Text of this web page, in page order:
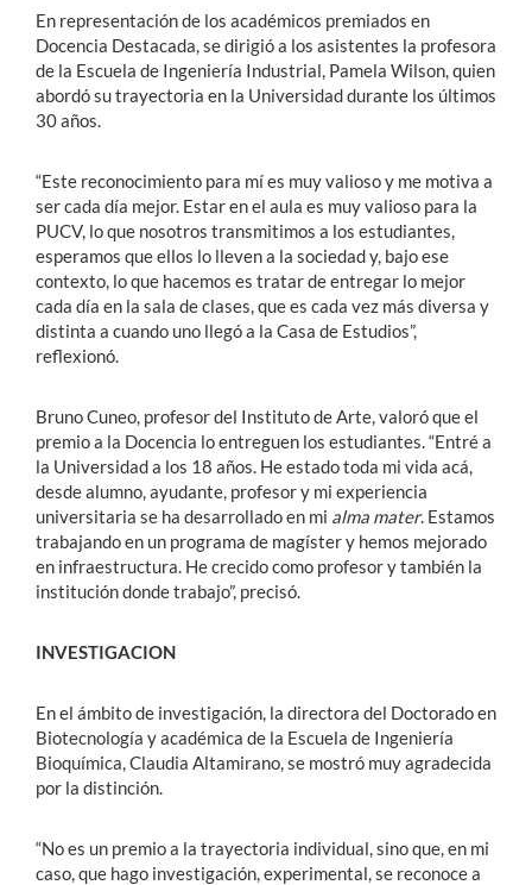
En representación de los académicos premiados en
Docencia Destacada, se dirigió a los asistentes la profesora
de la Escuela de Ingeniería Industrial, Pamela Wilson, quien
abordó su trayectoria en la Universidad durante los últimos
30 años.
“Este reconocimiento para mí es muy valioso y me motiva a
ser cada día mejor. Estar en el aula es muy valioso para la
PUCV, lo que nosotros transmitimos a los estudiantes,
esperamos que ellos lo lleven a la sociedad y, bajo ese
contexto, lo que hacemos es tratar de entregar lo mejor
cada día en la sala de clases, que es cada vez más diversa y
distinta a cuando uno llegó a la Casa de Estudios”,
reflexionó.
Bruno Cuneo, profesor del Instituto de Arte, valoró que el
premio a la Docencia lo entreguen los estudiantes. “Entré a
la Universidad a los 18 años. He estado toda mi vida acá,
desde alumno, ayudante, profesor y mi experiencia
universitaria se ha desarrollado en mi alma mater. Estamos
trabajando en un programa de magíster y hemos mejorado
en infraestructura. He crecido como profesor y también la
institución donde trabajo”, precisó.
INVESTIGACION
En el ámbito de investigación, la directora del Doctorado en
Biotecnología y académica de la Escuela de Ingeniería
Bioquímica, Claudia Altamirano, se mostró muy agradecida
por la distinción.
“No es un premio a la trayectoria individual, sino que, en mi
caso, que hago investigación, experimental, se reconoce a